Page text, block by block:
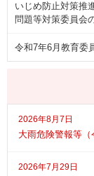
2026年8月7日
大雨危険警報等（
2026年7月29日
いじめ防止対策推
問題等対策委員会
令和7年6月教育委